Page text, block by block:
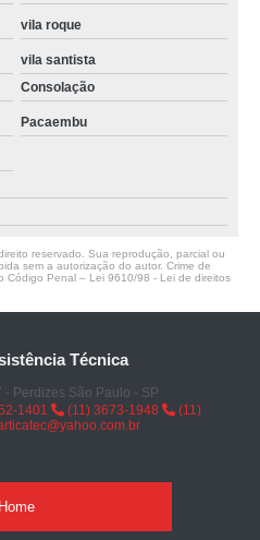
vila roque
vila santista
Consolação
Pacaembu
reservado. Sua reprodução, parcial ou
sem a autorização do autor. Crime de
Código Penal – Lei 9610/98 - Lei de direitos
Técnica
Perdizes São Paulo - SP
1401 (11) 3673-1948
(11)
Home